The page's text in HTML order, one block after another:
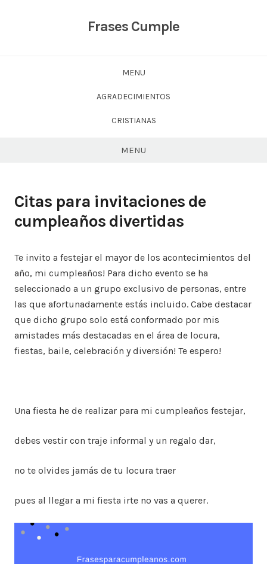
Frases Cumple
MENU
AGRADECIMIENTOS
CRISTIANAS
MENU
Citas para invitaciones de
cumpleaños divertidas
Te invito a festejar el mayor de los acontecimientos del
año, mi cumpleaños! Para dicho evento se ha
seleccionado a un grupo exclusivo de personas, entre
las que afortunadamente estás incluido. Cabe destacar
que dicho grupo solo está conformado por mis
amistades más destacadas en el área de locura,
fiestas, baile, celebración y diversión! Te espero!
Una fiesta he de realizar para mi cumpleaños festejar,
debes vestir con traje informal y un regalo dar,
no te olvides jamás de tu locura traer
pues al llegar a mi fiesta irte no vas a querer.